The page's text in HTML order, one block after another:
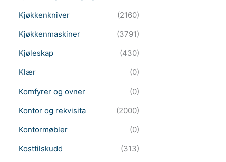
Kjøkkenkniver
(2160)
Kjøkkenmaskiner
(3791)
Kjøleskap
(430)
Klær
(0)
Komfyrer og ovner
(0)
Kontor og rekvisita
(2000)
Kontormøbler
(0)
Kosttilskudd
(313)